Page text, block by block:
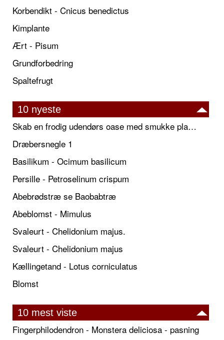
Korbendikt - Cnicus benedictus
Kimplante
Ært - Pisum
Grundforbedring
Spaltefrugt
10 nyeste
Skab en frodig udendørs oase med smukke plantekrukker og elegante espalier
Dræbersnegle 1
Basilikum - Ocimum basilicum
Persille - Petroselinum crispum
Abebrødstræ se Baobabtræ
Abeblomst - Mimulus
Svaleurt - Chelidonium majus.
Svaleurt - Chelidonium majus
Kællingetand - Lotus corniculatus
Blomst
10 mest viste
Fingerphilodendron - Monstera deliciosa - pasning